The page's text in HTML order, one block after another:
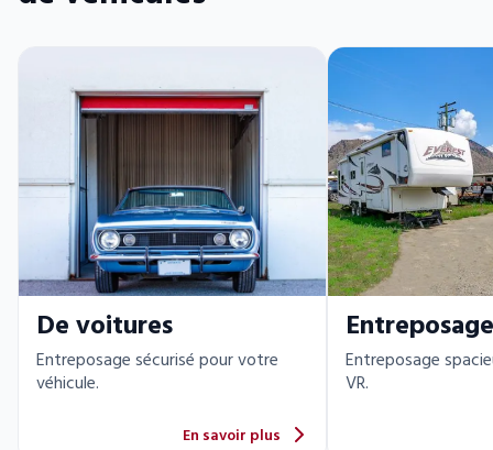
De voitures
Entreposage sécurisé pour votre
véhicule.
En savoir plus
Entreposage
VR.